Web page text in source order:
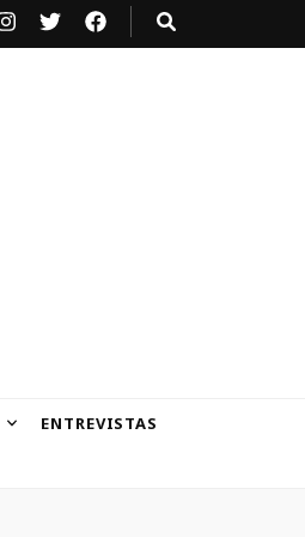
ENTREVISTAS